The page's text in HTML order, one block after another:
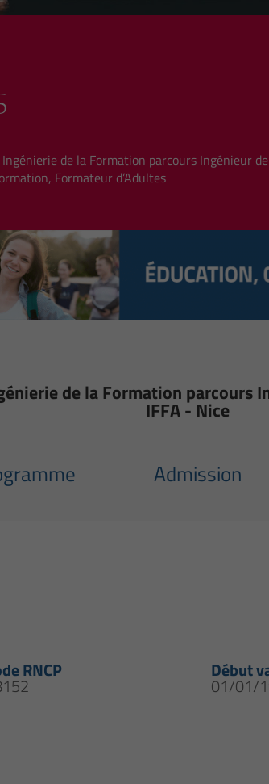
de la Formation parcours Ingénieur
Formateur d’Adultes
de la Formation parcours
IFFA - Nice
Admission
RNCP Début
01/01/